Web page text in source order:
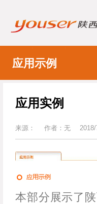
应用示例
应用实例
来源： 作者：无
本部分展示了